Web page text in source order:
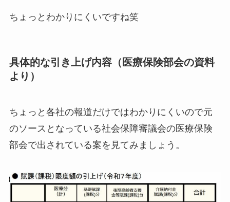
ちょっとわかりにくいですね笑
具体的な引き上げ内容（医療保険部会の資料
より）
ちょっと各社の報道だけではわかりにくいので元
のソースとなっている社会保障審議会の医療保険
部会で出されている案を見てみましょう。